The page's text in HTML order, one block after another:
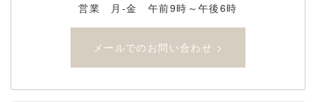
営業 月-金 午前9時～午後6時
メールでのお問い合わせ >